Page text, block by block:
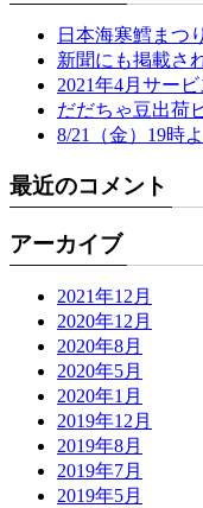
日本海寒鱈まつ
新聞にも掲載さ
2021年4月サー
だだちゃ豆出荷
8/21（金）19時
最近のコメント
アーカイブ
2021年12月
2020年12月
2020年8月
2020年5月
2020年1月
2019年12月
2019年8月
2019年7月
2019年5月